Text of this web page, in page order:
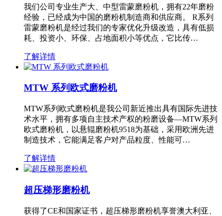
我们公司专业生产大、中型雷蒙磨粉机，拥有22年磨粉
经验，已经成为中国的磨粉机制造商和供应商。 R系列
雷蒙磨粉机是经过我们的专家优化升级改造，具有低损
耗、投资小、环保、占地面积小等优点，它比传…
了解详情
MTW 系列欧式磨粉机
MTW系列欧式磨粉机是我公司新近推出具有国际先进技
术水平，拥有多项自主技术产权的粉磨设备—MTW系列
欧式磨粉机，以悬辊磨粉机9518为基础，采用欧洲先进
制造技术，它能满足客户对产品粒度、性能可…
了解详情
超压梯形磨粉机
获得了CE和国家证书，超压梯形磨粉机享誉澳大利亚、